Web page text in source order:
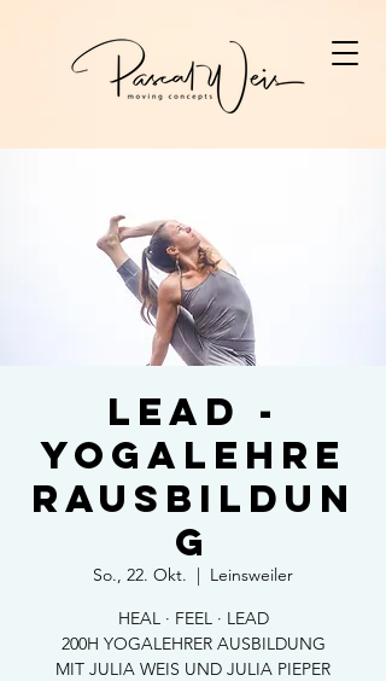
LEAD -
Yogalehre
rausbildun
g
So., 22. Okt.
  |
Leinsweiler
HEAL · FEEL · LEAD
200H YOGALEHRER AUSBILDUNG
MIT JULIA WEIS UND JULIA PIEPER